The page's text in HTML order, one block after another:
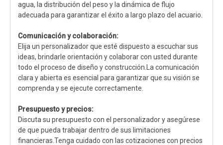
agua, la distribución del peso y la dinámica de flujo
adecuada para garantizar el éxito a largo plazo del acuario.
Comunicación y colaboración:
Elija un personalizador que esté dispuesto a escuchar sus
ideas, brindarle orientación y colaborar con usted durante
todo el proceso de diseño y construcción.La comunicación
clara y abierta es esencial para garantizar que su visión se
comprenda y se ejecute correctamente.
Presupuesto y precios:
Discuta su presupuesto con el personalizador y asegúrese
de que pueda trabajar dentro de sus limitaciones
financieras.Tenga cuidado con las cotizaciones con precios